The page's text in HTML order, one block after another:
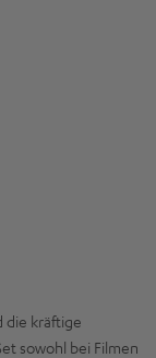
die kräftige
sowohl bei Filmen